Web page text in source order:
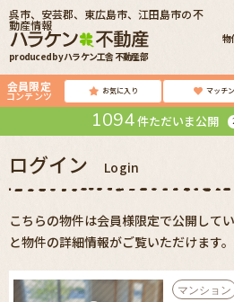
produced by ハラケン工舎 不動産部
呉市、安芸郡、東広島市、江田島市の不
動産情報
物
会員限定
コンテンツ お気に入り マッチ
1094件ただいま公開
ログイン Login
こちらの物件は会員様限定で公開して
と物件の詳細情報がご覧いただけます。
マンション